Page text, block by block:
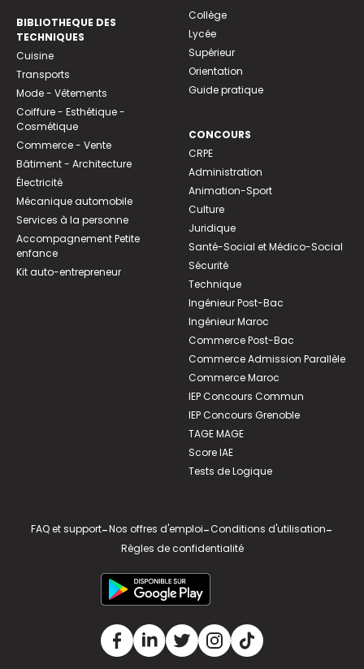
BIBLIOTHEQUE DES
TECHNIQUES
Cuisine
Transports
Mode - Vêtements
Coiffure - Esthétique -
Cosmétique
Commerce - Vente
Bâtiment - Architecture
Électricité
Mécanique automobile
Services à la personne
Accompagnement Petite
enfance
Kit auto-entrepreneur
Collège
Lycée
Supérieur
Orientation
Guide pratique
CONCOURS
CRPE
Administration
Animation-Sport
Culture
Juridique
Santé-Social et Médico-Social
Sécurité
Technique
Ingénieur Post-Bac
Ingénieur Maroc
Commerce Post-Bac
Commerce Admission Parallèle
Commerce Maroc
IEP Concours Commun
IEP Concours Grenoble
TAGE MAGE
Score IAE
Tests de Logique
FAQ et support-Nos offres d'emploi-Conditions d'utilisation-
Règles de confidentialité